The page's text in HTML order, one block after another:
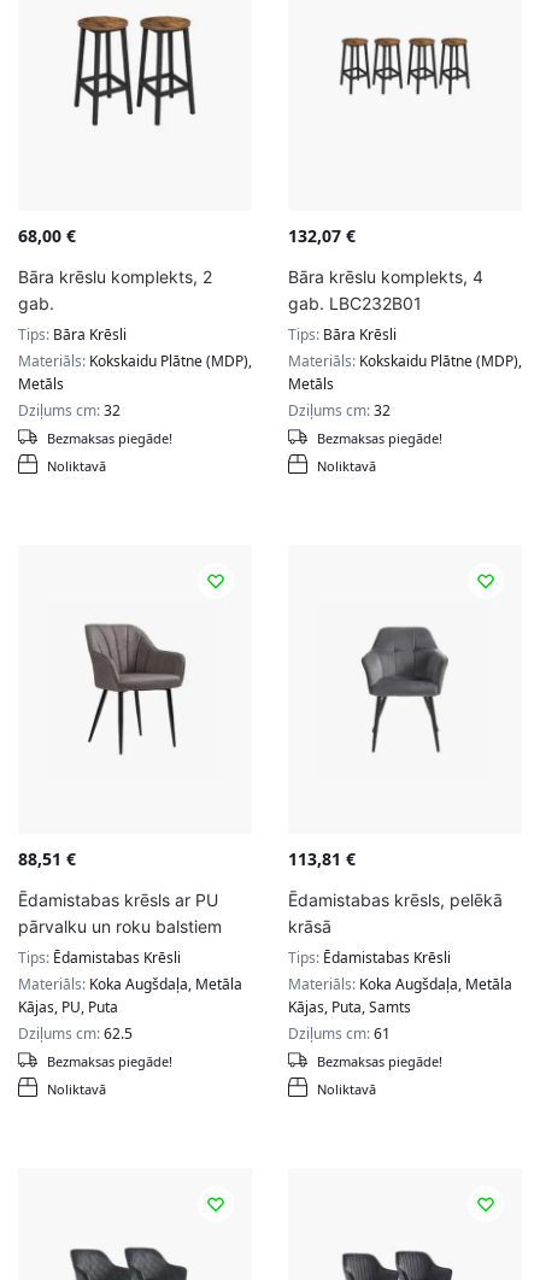
68,00 €
Bāra krēslu komplekts, 2
gab.
Tips: Bāra Krēsli
Materiāls: Kokskaidu Plātne (MDP),
Metāls
Dziļums cm:32
Noliktavā
Bezmaksas piegāde!
132,07 €
Bāra krēslu komplekts, 4
gab. LBC232B01
Tips: Bāra Krēsli
Materiāls: Kokskaidu Plātne (MDP),
Metāls
Dziļums cm:32
Noliktavā
Bezmaksas piegāde!
88,51 €
Ēdamistabas krēsls ar PU
pārvalku un roku balstiem
Tips: Ēdamistabas Krēsli
Materiāls: Koka Augšdaļa, Metāla
Kājas, PU, Puta
Dziļums cm:62.5
Noliktavā
Bezmaksas piegāde!
113,81 €
Ēdamistabas krēsls, pelēkā
krāsā
Tips: Ēdamistabas Krēsli
Materiāls: Koka Augšdaļa, Metāla
Kājas, Puta, Samts
Dziļums cm:61
Noliktavā
Bezmaksas piegāde!